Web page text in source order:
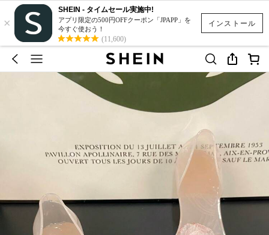
インストール
×
SHEIN - タイムセール実施中!
アプリ限定の500円OFFクーポン「JPAPP」を
今すぐ使おう！
(11,600)